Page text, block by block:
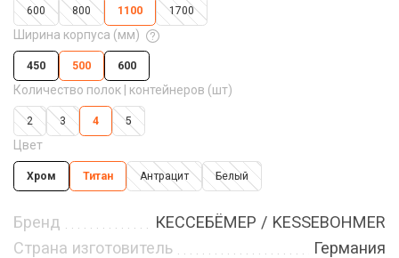
600 800 1100 1700
Ширина корпуса (мм)
450 500 600
Количество полок | контейнеров (шт)
2 3 4 5
Цвет
Хром Титан Антрацит Белый
Бренд
КЕССЕБЁМЕР / KESSEBOHMER
Страна изготовитель
Германия